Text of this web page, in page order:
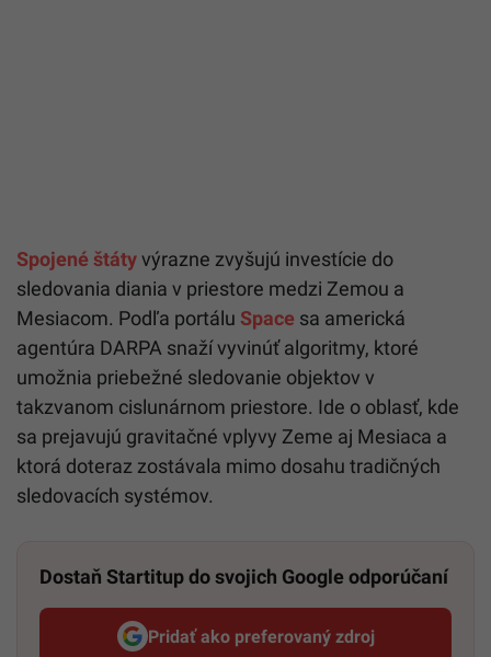
Spojené štátyvýrazne zvyšujú investície do
sledovania diania v priestore medzi Zemou a
Mesiacom. Podľa portálu Space sa americká
agentúra DARPA snaží vyvinúť algoritmy, ktoré
umožnia priebežné sledovanie objektov v
takzvanom cislunárnom priestore. Ide o oblasť, kde
sa prejavujú gravitačné vplyvy Zeme aj Mesiaca a
ktorá doteraz zostávala mimo dosahu tradičných
sledovacích systémov.
Dostaň Startitup do svojich Google odporúčaní
Pridať ako preferovaný zdroj
Startitup, odkaz sa otvorí v